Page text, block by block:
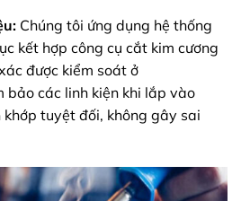
Chúng tôi ứng dụng hệ thống
kết hợp công cụ cắt kim cương
được kiểm soát ở
bảo các linh kiện khi lắp vào
tuyệt đối, không gây sai